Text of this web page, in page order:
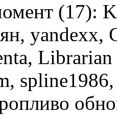
(17):
yandexx,